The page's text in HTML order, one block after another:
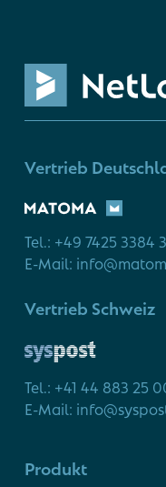
Vertrieb
Tel.: +49 7425 3384
E-Mail:
Vertrieb Schweiz
Tel.: +41 44 883 25
E-Mail:
Produkt